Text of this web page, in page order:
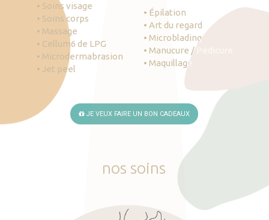
• Soins visage
• Soins corps
• Massage
• Cellum6 de LPG
• Microdermabrasion
• Jet peel
• Épilation
• Art du regard
• Microblading
• Manucure / Pédicure
• Maquillage
JE VEUX FAIRE UN BON CADEAUX
nos soins